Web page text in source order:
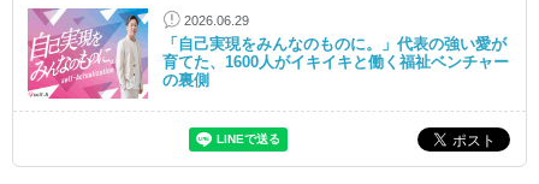
2026.06.29
「自己実現をみんなのものに。」代表の強い愛が
育てた、1600人がイキイキと働く福祉ベンチャー
の裏側